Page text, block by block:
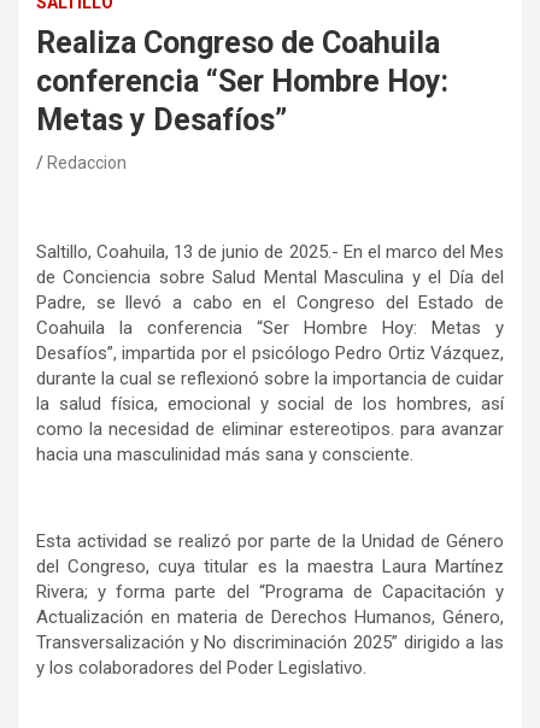
Realiza Congreso de Coahuila
conferencia “Ser Hombre Hoy:
Metas y Desafíos”
Redaccion
Saltillo, Coahuila, 13 de junio de 2025.- En el marco del Mes
de Conciencia sobre Salud Mental Masculina y el Día del
Padre, se llevó a cabo en el Congreso del Estado de
Coahuila la conferencia “Ser Hombre Hoy: Metas y
Desafíos”, impartida por el psicólogo Pedro Ortiz Vázquez,
durante la cual se reflexionó sobre la importancia de cuidar
la salud física, emocional y social de los hombres, así
como la necesidad de eliminar estereotipos. para avanzar
hacia una masculinidad más sana y consciente.
Esta actividad se realizó por parte de la Unidad de Género
del Congreso, cuya titular es la maestra Laura Martínez
Rivera; y forma parte del “Programa de Capacitación y
Actualización en materia de Derechos Humanos, Género,
Transversalización y No discriminación 2025” dirigido a las
y los colaboradores del Poder Legislativo.